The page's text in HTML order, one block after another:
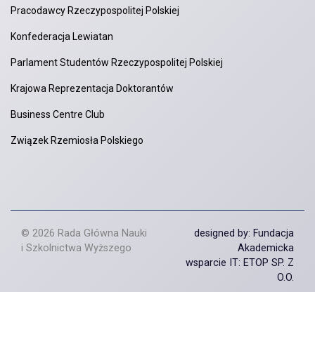
Pracodawcy Rzeczypospolitej Polskiej
Konfederacja Lewiatan
Parlament Studentów Rzeczypospolitej Polskiej
Krajowa Reprezentacja Doktorantów
Business Centre Club
Związek Rzemiosła Polskiego
© 2026 Rada Główna Nauki
i Szkolnictwa Wyższego
designed by: Fundacja
Akademicka
wsparcie IT: ETOP SP. Z
O.O.